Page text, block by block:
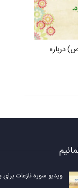
درباره
ویدیو سوره نازعات